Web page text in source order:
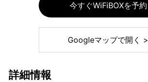
今すぐWiFiBOXを予約
Googleマップで開く >
詳細情報